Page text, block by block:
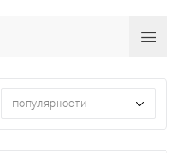
популярности